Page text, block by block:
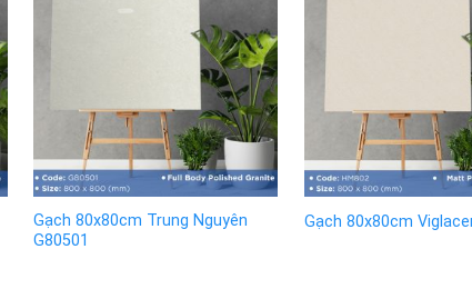
Gạch 80x80cm Trung Nguyên
G80501
Gạch 80x80cm